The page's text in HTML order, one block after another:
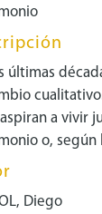
últimas
a vivir
o, según
Diego